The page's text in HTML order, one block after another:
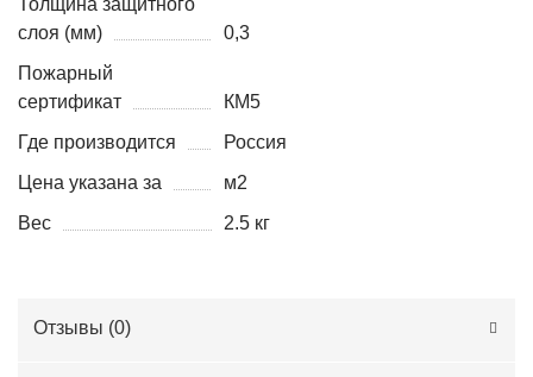
Толщина защитного
слоя (мм)
0,3
Пожарный
сертификат
КМ5
Где производится
Россия
Цена указана за
м2
Вес
2.5 кг
Отзывы (0)